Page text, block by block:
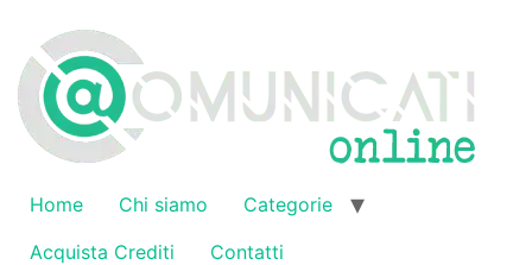
contenuto
Home Chi siamo
Categorie
Acquista Crediti
Contatti